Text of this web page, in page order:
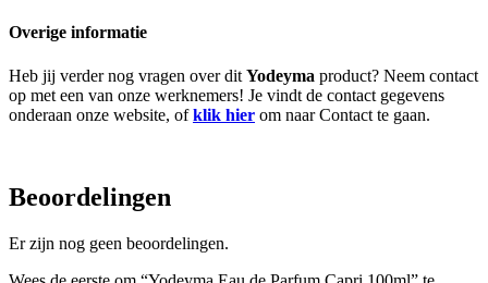
Overige informatie
Heb jij verder nog vragen over dit Yodeyma product? Neem contact
op met een van onze werknemers! Je vindt de contact gegevens
onderaan onze website, ofklik hier om naar Contact te gaan.
Beoordelingen
Er zijn nog geen beoordelingen.